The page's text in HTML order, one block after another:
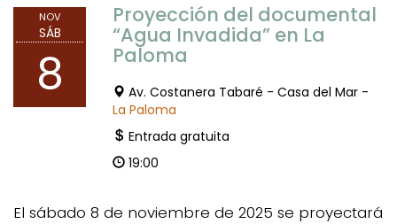
NOV
SÁB
8
Proyección del documental
“Agua Invadida” en La
Paloma
Av. Costanera Tabaré - Casa del Mar -
La Paloma
Entrada gratuita
19:00
El sábado 8 de noviembre de 2025 se proyectará